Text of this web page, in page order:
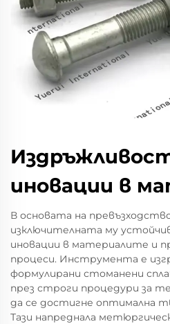
иновации в
В основата на
изключителната му
иновации в материалите и
процеси. Инструмента е
формулирани стоманени
през строги процедури за
да се достигне оптимална
Тази напреднала